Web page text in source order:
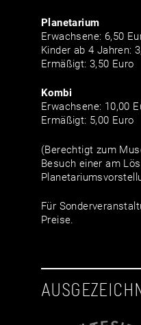
Planetarium
Erwachsene: 6,50
Kinder ab 4 Jahren:
Ermäßigt: 3,50 Euro
Kombi
Erwachsene: 10,00
Ermäßigt: 5,00 Euro
(Berechtigt zum
Besuch einer am
Für
Preise.